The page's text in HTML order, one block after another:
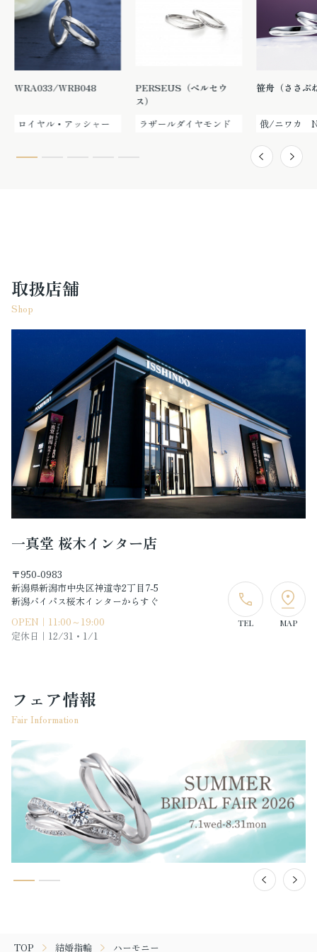
WRA033/WRB048
ロイヤル・アッシャー
PERSEUS（ペルセウ
ス）
ラザールダイヤモンド
笹舟（ささぶ
俄/ニワカ
取扱店舗
Shop
一真堂 桜木インター店
〒950-0983
新潟県新潟市中央区神道寺2丁目7-5
新潟バイパス桜木インターからすぐ
OPEN｜11:00～19:00
定休日｜ 12/31・1/1
TEL MAP
フェア情報
Fair Information
TOP 結婚指輪 ハーモニー